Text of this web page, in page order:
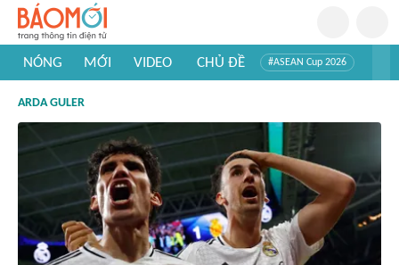
NÓNG MỚI VIDEO CHỦ ĐỀ #ASEAN Cup 2026
#Khám phá thế giới
ARDA GULER